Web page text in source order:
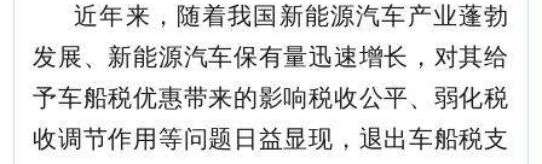
近年来，随着我国新能源汽车产业蓬勃
发展、新能源汽车保有量迅速增长，对其给
予车船税优惠带来的影响税收公平、弱化税
收调节作用等问题日益显现，退出车船税支